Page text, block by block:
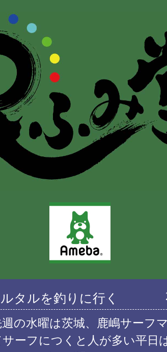
タルを釣りに行く
週の水曜は茨城、鹿嶋サーフ
サーフにつくと人が多い平日